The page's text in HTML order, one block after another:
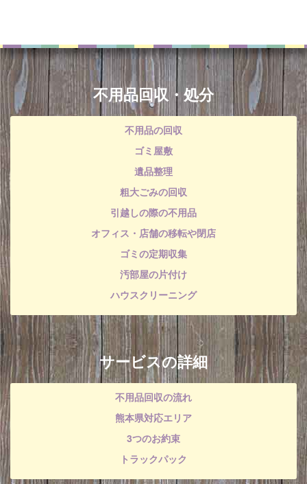
不用品回収・処分
不用品の回収
ゴミ屋敷
遺品整理
粗大ごみの回収
引越しの際の不用品
オフィス・店舗の移転や閉店
ゴミの定期収集
汚部屋の片付け
ハウスクリーニング
サービスの詳細
不用品回収の流れ
熊本県対応エリア
3つのお約束
トラックパック